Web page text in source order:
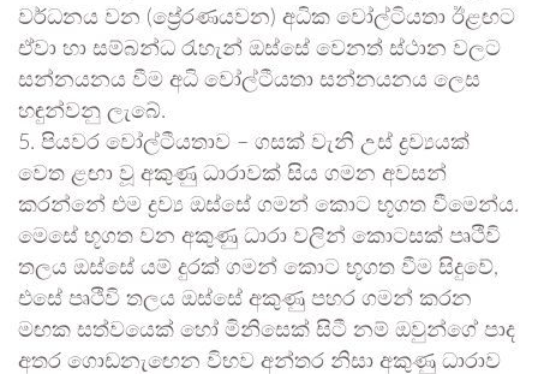
වර්ධනය වන (ප්‍රේරණයවන) අධික වෝල්ටියතා ඊළඟට
ඒවා හා සම්බන්ධ රැහැන් ඔස්සේ වෙනත් ස්ථාන වලට
සන්නයනය වීම අධි වෝල්ටීයතා සන්නයනය ලෙස
හඳුන්වනු ලැබේ.
5. පියවර වෝල්ටීයතාව – ගසක් වැනි උස් ද්‍රව්‍යයක්
වෙත ළඟා වූ අකුණු ධාරාවක් සිය ගමන අවසන්
කරන්නේ එම ද්‍රව්‍ය ඔස්සේ ගමන් කොට භූගත වීමෙන්ය.
මෙසේ භූගත වන අකුණු ධාරා වලින් කොටසක් පෘථිවි
තලය ඔස්සේ යම් දුරක් ගමන් කොට භූගත වීම සිදුවේ,
එසේ පෘථිවි තලය ඔස්සේ අකුණු පහර ගමන් කරන
මඟක සත්වයෙක් හෝ මිනිසෙක් සිටී නම් ඔවුන්ගේ පාද
අතර ගොඩනැඟෙන විභව අන්තර නිසා අකුණු ධාරාව